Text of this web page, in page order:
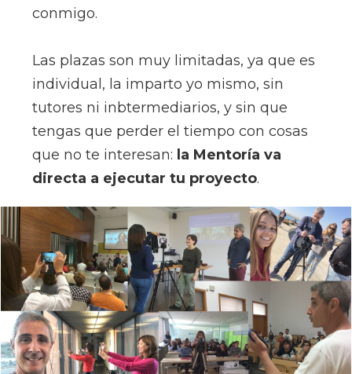
conmigo.
Las plazas son muy limitadas, ya que es
individual, la imparto yo mismo, sin
tutores ni inbtermediarios, y sin que
tengas que perder el tiempo con cosas
que no te interesan: la Mentoría va
directa a ejecutar tu proyecto.